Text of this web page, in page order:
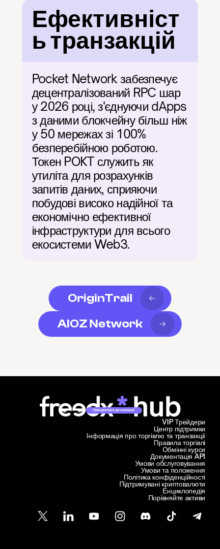
Ефективніст
ь транзакцій
Pocket Network забезпечує
децентралізований RPC шар
у 2026 році, з'єднуючи dApps
з даними блокчейну більш ніж
у 50 мережах зі 100%
безперебійною роботою.
Токен POKT служить як
утиліта для розрахунків
запитів даних, сприяючи
побудові високо надійної та
економічно ефективної
інфраструктури для всього
екосистеми Web3.
OriginTrail
AIOZ Network
Приєднатися до кампанії
Центр підтримки
Інформація про торгівлю та транзакції
VIP Трейдери
Правила торгівлі
Обмінні курси
Документація API
Умови обслуговування
Умови та положення
Політика конфіденційності
Підтримувані криптовалюти
Енциклопедія
Порівняйте активи